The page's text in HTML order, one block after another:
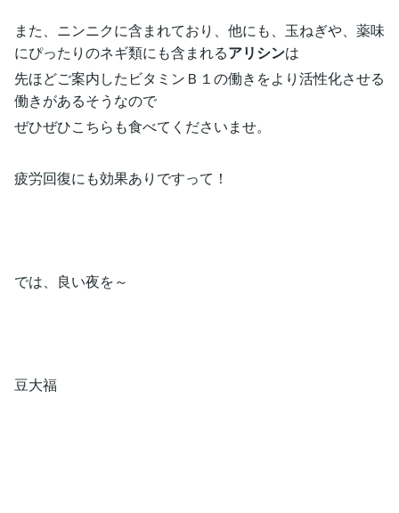
また、ニンニクに含まれており、他にも、玉ねぎや、薬味
にぴったりのネギ類にも含まれるアリシンは
先ほどご案内したビタミンＢ１の働きをより活性化させる
働きがあるそうなので
ぜひぜひこちらも食べてくださいませ。
疲労回復にも効果ありですって！
では、良い夜を～
豆大福